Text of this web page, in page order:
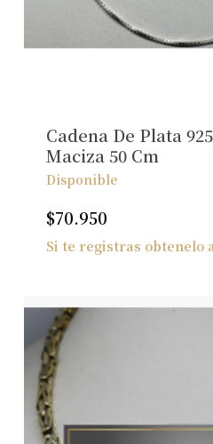
No hay
Cadena De Plata
Maciza 50 Cm
Disponible
$70.950
Si te registras obtenelo